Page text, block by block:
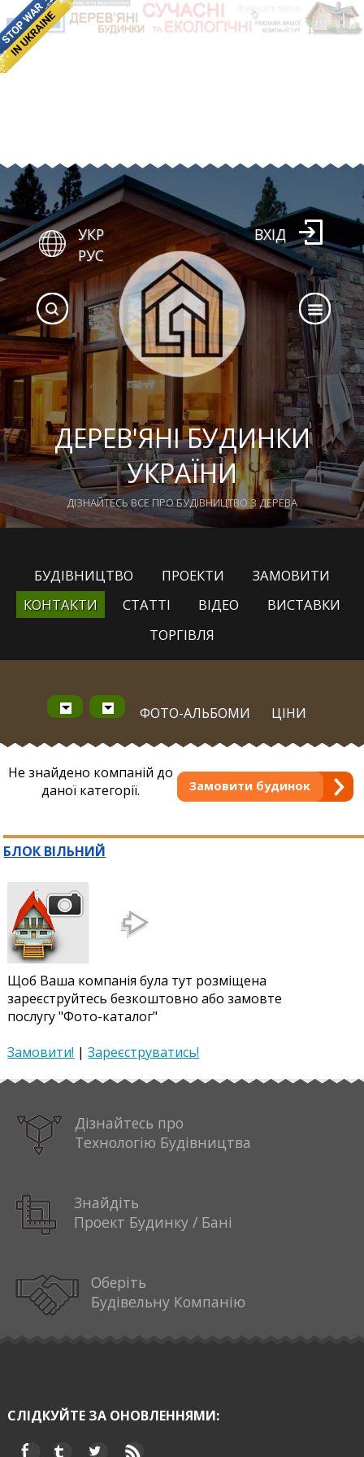
ДЕРЕВ'ЯНІ БУДИНКИ
УКРАЇНИ
ДІЗНАЙТЕСЬ ВСЕ ПРО БУДІВНИЦТВО З ДЕРЕВА
УКР
РУС
ВХІД
БУДІВНИЦТВО ПРОЕКТИ
ЗАМОВИТИ
КОНТАКТИ
СТАТТІ ВІДЕО
ВИСТАВКИ
ТОРГІВЛЯ
ФОТО-АЛЬБОМИ ЦІНИ
Замовити будинок
Не знайдено компаній до
даної категорії.
БЛОК ВІЛЬНИЙ
Щоб Ваша компанія була тут розміщена
зареєструйтесь безкоштовно або замовте
послугу "Фото-каталог"
Замовити! |Зареєструватись!
Дізнайтесь про
Технологію Будівництва
Знайдіть
Проект Будинку / Бані
Оберіть
Будівельну Компанію
СЛІДКУЙТЕ ЗА ОНОВЛЕННЯМИ: